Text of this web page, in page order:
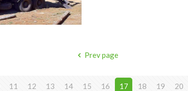
Prev page
11 12 13 14 15 16 17 18 19 20